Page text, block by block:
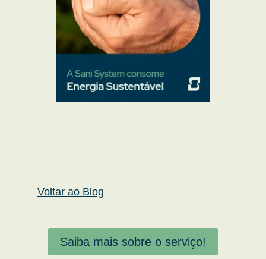
Voltar ao Blog
Saiba mais sobre o serviço!